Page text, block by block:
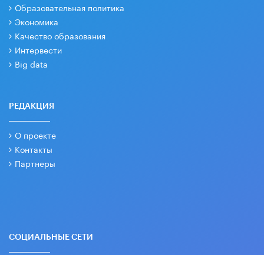
Образовательная политика
Экономика
Качество образования
Интервести
Big data
РЕДАКЦИЯ
О проекте
Контакты
Партнеры
СОЦИАЛЬНЫЕ СЕТИ